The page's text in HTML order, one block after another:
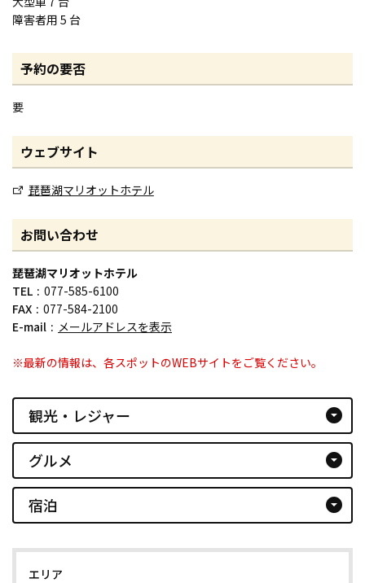
障害者用 5 台
予約の要否
要
ウェブサイト
琵琶湖マリオットホテル
お問い合わせ
琵琶湖マリオットホテル
TEL
077-585-6100
FAX
077-584-2100
E-mail
メールアドレスを表示
※最新の情報は、各スポットのWEBサイトをご覧ください。
観光・レジャー arrow_drop_down_circle
グルメ arrow_drop_down_circle
宿泊 arrow_drop_down_circle
エリア